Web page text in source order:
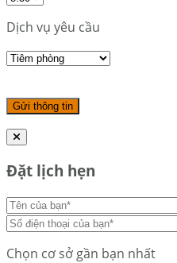
Dịch vụ yêu cầu
Đặt lịch hẹn
Chọn cơ sở gần bạn nhất